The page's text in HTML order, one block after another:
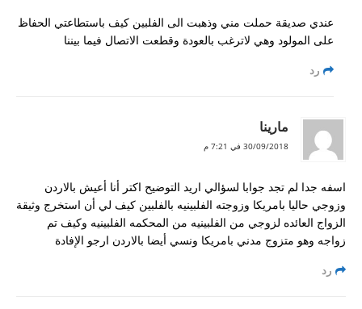
عندي صديقة حملت مني وذهبت الى الفلبين كيف باستطاعتي الحفاظ
على المولود وهي لاترغب بالعودة وقطعت الاتصال فيما بيننا
رد
مارينا
30/09/2018 في 7:21 م
اسفه جدا لم تجد جوابا لسؤالي اريد التوضيح اكتر أنا أعيش بالاردن
وزوجي حاليا بامريكا وزوجته الفلبينيه بالفلبين كيف لي أن استخرج وثيقة
الزواج العائده لزوجي من الفلبينيه من المحكمه الفلبينيه وكيف تم
زواجه وهو متزوج مدني بامريكا ونسي أيضا بالاردن ارجو الإفادة
رد